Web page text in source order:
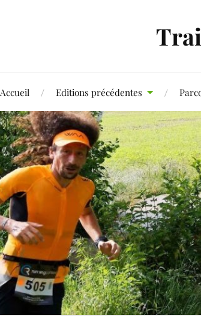
Accueil Editions précédentes